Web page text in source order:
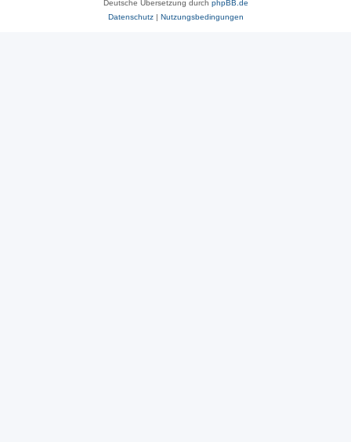
Deutsche Übersetzung durch phpBB.de
Datenschutz| Nutzungsbedingungen